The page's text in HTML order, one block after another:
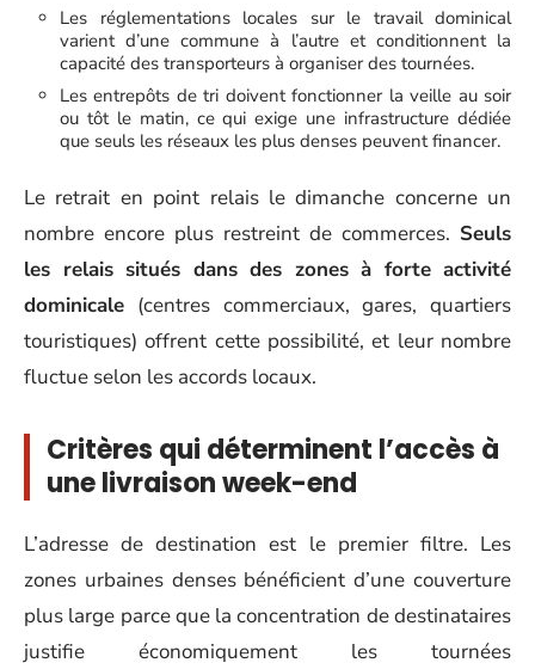
Les réglementations locales sur le travail dominical
varient d’une commune à l’autre et conditionnent la
capacité des transporteurs à organiser des tournées.
Les entrepôts de tri doivent fonctionner la veille au soir
ou tôt le matin, ce qui exige une infrastructure dédiée
que seuls les réseaux les plus denses peuvent financer.
Le retrait en point relais le dimanche concerne un
nombre encore plus restreint de commerces. Seuls
les relais situés dans des zones à forte activité
dominicale (centres commerciaux, gares, quartiers
touristiques) offrent cette possibilité, et leur nombre
fluctue selon les accords locaux.
Critères qui déterminent l’accès à
une livraison week-end
L’adresse de destination est le premier filtre. Les
zones urbaines denses bénéficient d’une couverture
plus large parce que la concentration de destinataires
justifie économiquement les tournées